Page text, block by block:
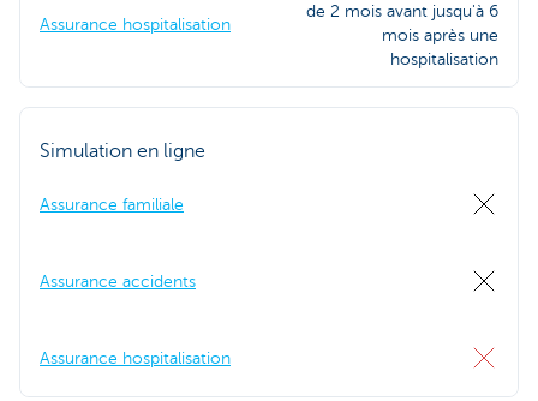
Assurance hospitalisation
de 2 mois avant jusqu'à 6
mois après une
hospitalisation
Simulation en ligne
Assurance familiale
Assurance accidents
Assurance hospitalisation